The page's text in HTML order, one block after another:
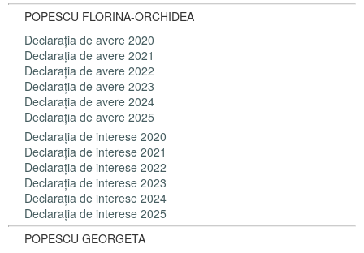
POPESCU FLORINA-ORCHIDEA
Declaraţia de avere 2020
Declaraţia de avere 2021
Declaraţia de avere 2022
Declaraţia de avere 2023
Declaraţia de avere 2024
Declaraţia de avere 2025
Declaraţia de interese 2020
Declaraţia de interese 2021
Declaraţia de interese 2022
Declaraţia de interese 2023
Declaraţia de interese 2024
Declaraţia de interese 2025
POPESCU GEORGETA